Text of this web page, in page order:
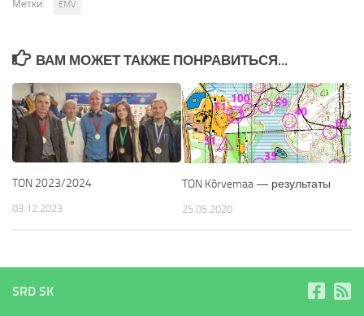
Метки: EMV
ВАМ МОЖЕТ ТАКЖЕ ПОНРАВИТЬСЯ...
TON 2023/2024
03.12.2023
TON Kõrvemaa — результаты
25.05.2020
SRD SK